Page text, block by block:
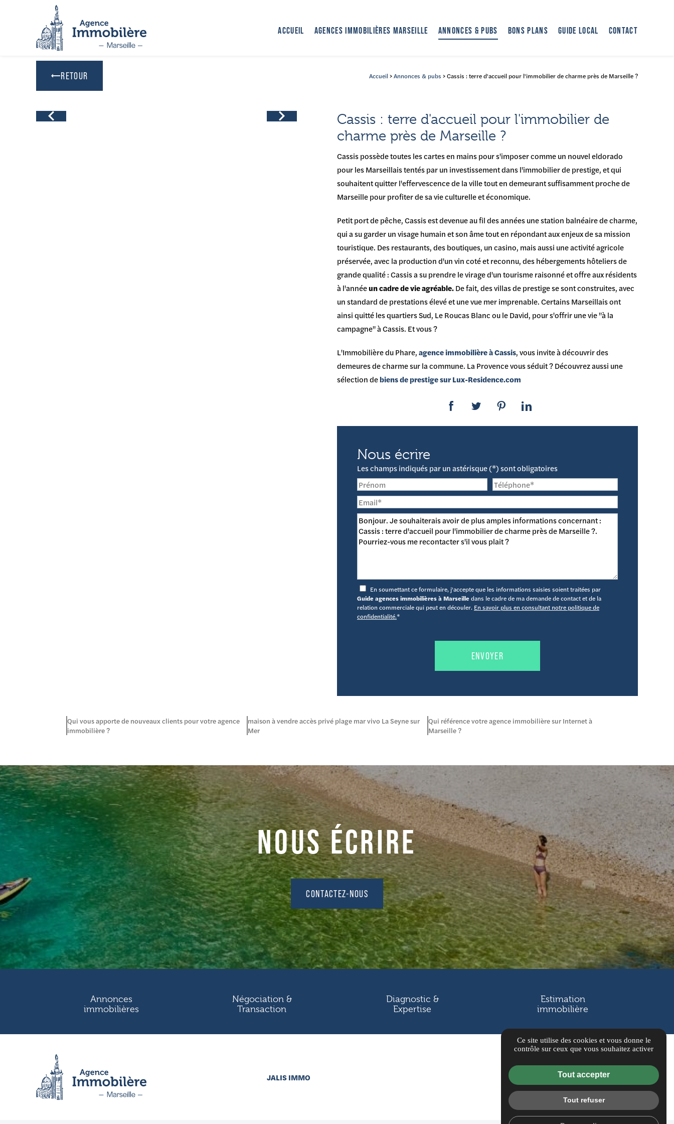
ACCUEIL AGENCES IMMOBILIÈRES MARSEILLE ANNONCES & PUBS BONS PLANS GUIDE LOCAL CONTACT
Accueil>Annonces & pubs > Cassis : terre d'accueil pour l'immobilier de charme près de Marseille ?
RETOUR
Previous Next
Cassis : terre d'accueil pour l'immobilier de
charme près de Marseille ?
Cassis possède toutes les cartes en mains pour s'imposer comme un nouvel eldorado
pour les Marseillais tentés par un investissement dans l'immobilier de prestige, et qui
souhaitent quitter l'effervescence de la ville tout en demeurant suffisamment proche de
Marseille pour profiter de sa vie culturelle et économique.
Petit port de pêche, Cassis est devenue au fil des années une station balnéaire de charme,
qui a su garder un visage humain et son âme tout en répondant aux enjeux de sa mission
touristique. Des restaurants, des boutiques, un casino, mais aussi une activité agricole
préservée, avec la production d'un vin coté et reconnu, des hébergements hôteliers de
grande qualité : Cassis a su prendre le virage d'un tourisme raisonné et offre aux résidents
à l'annéeun cadre de vie agréable.De fait, des villas de prestige se sont construites, avec
un standard de prestations élevé et une vue mer imprenable. Certains Marseillais ont
ainsi quitté les quartiers Sud, Le Roucas Blanc ou le David, pour s'offrir une vie "à la
campagne" à Cassis. Et vous ?
L'Immobilière du Phare,agence immobilière à Cassis, vous invite à découvrir des
demeures de charme sur la commune. La Provence vous séduit ? Découvrez aussi une
sélection debiens de prestige sur Lux-Residence.com
Nous écrire
Les champs indiqués par un astérisque (*) sont obligatoires
En soumettant ce formulaire, j'accepte que les informations saisies soient traitées par
Guide agences immobilières à Marseilledans le cadre de ma demande de contact et de la
relation commerciale qui peut en découler. En savoir plus en consultant notre politique de
confidentialité.*
Qui vous apporte de nouveaux clients pour votre agence
immobilière ?
maison à vendre accès privé plage mar vivo La Seyne sur
Mer
Qui référence votre agence immobilière sur Internet à
Marseille ?
NOUS ÉCRIRE
CONTACTEZ-NOUS
Annonces
immobilières
Négociation &
Transaction
Diagnostic &
Expertise
Estimation
immobilière
JALIS IMMO
Panneau de gestion des cookies
Ce site utilise des cookies et vous donne le
contrôle sur ceux que vous souhaitez activer
Tout accepter
Tout refuser